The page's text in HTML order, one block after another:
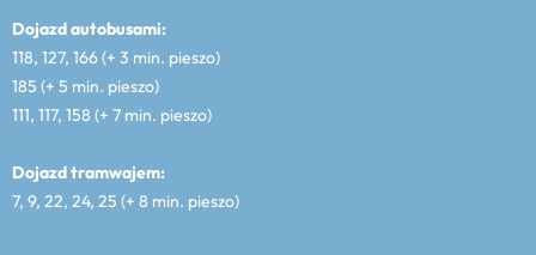
Dojazd autobusami:
118, 127, 166 (+ 3 min. pieszo)
185 (+ 5 min. pieszo)
111, 117, 158 (+ 7 min. pieszo)
Dojazd tramwajem:
7, 9, 22, 24, 25 (+ 8 min. pieszo)